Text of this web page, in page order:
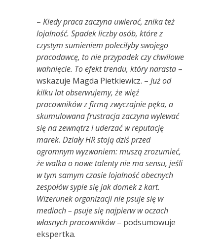
– Kiedy praca zaczyna uwierać, znika też
lojalność. Spadek liczby osób, które z
czystym sumieniem poleciłyby swojego
pracodawcę, to nie przypadek czy chwilowe
wahnięcie. To efekt trendu, który narasta –
wskazuje Magda Pietkiewicz. – Już od
kilku lat obserwujemy, że więź
pracowników z firmą zwyczajnie pęka, a
skumulowana frustracja zaczyna wylewać
się na zewnątrz i uderzać w reputację
marek. Działy HR stoją dziś przed
ogromnym wyzwaniem: muszą zrozumieć,
że walka o nowe talenty nie ma sensu, jeśli
w tym samym czasie lojalność obecnych
zespołów sypie się jak domek z kart.
Wizerunek organizacji nie psuje się w
mediach – psuje się najpierw w oczach
własnych pracowników– podsumowuje
ekspertka.